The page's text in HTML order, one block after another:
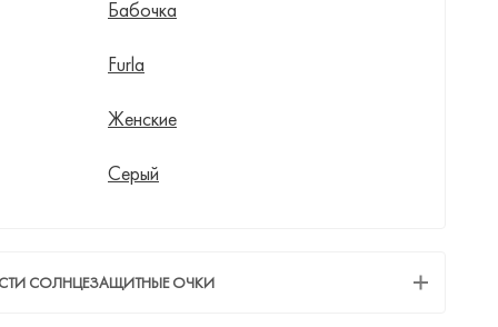
Бабочка
Furla
Женские
Серый
СОЛНЦЕЗАЩИТНЫЕ ОЧКИ